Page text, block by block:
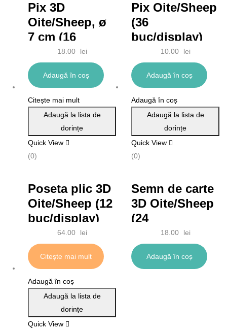
Pix 3D
Oite/Sheep, ø
7 cm (16
buc/display)
18.00 lei
Adaugă în coș
Pix Oite/Sheep
(36
buc/display)
10.00 lei
Adaugă în coș
Citește mai mult
Adaugă la lista de
dorințe
Quick View
(0)
Poseta plic 3D
Oite/Sheep (12
buc/display)
64.00 lei
Citește mai mult
Adaugă în coș
Adaugă la lista de
dorințe
Quick View
(0)
Semn de carte
3D Oite/Sheep
(24
buc/display)
18.00 lei
Adaugă în coș
Adaugă în coș
Adaugă la lista de
dorințe
Quick View